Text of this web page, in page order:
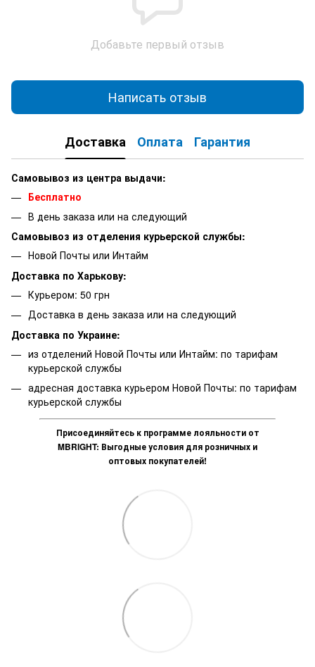
Добавьте первый отзыв
Написать отзыв
Доставка Оплата Гарантия
Самовывоз из центра выдачи:
Бесплатно
В день заказа или на следующий
Самовывоз из отделения курьерской службы:
Новой Почты или Интайм
Доставка по Харькову:
Курьером: 50 грн
Доставка в день заказа или на следующий
Доставка по Украине:
из отделений Новой Почты или Интайм: по тарифам
курьерской службы
адресная доставка курьером Новой Почты: по тарифам
курьерской службы
Присоединяйтесь к программе лояльности от
MBRIGHT: Выгодные условия для розничных и
оптовых покупателей!